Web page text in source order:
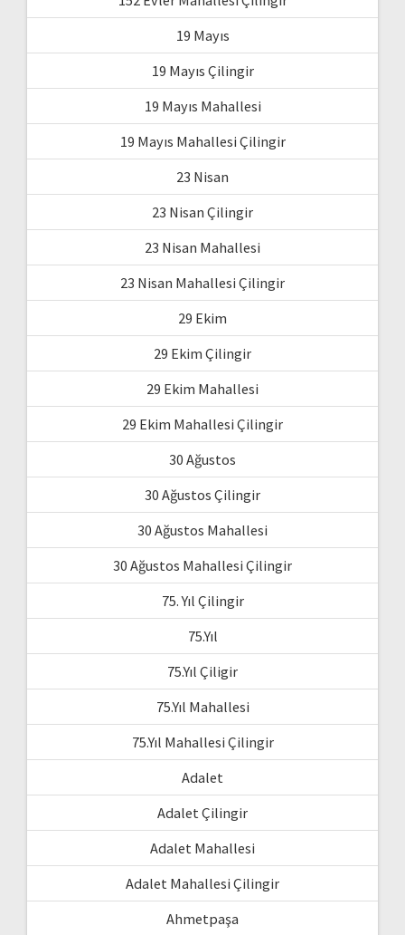
19 Mayıs
19 Mayıs Çilingir
19 Mayıs Mahallesi
19 Mayıs Mahallesi Çilingir
23 Nisan
23 Nisan Çilingir
23 Nisan Mahallesi
23 Nisan Mahallesi Çilingir
29 Ekim
29 Ekim Çilingir
29 Ekim Mahallesi
29 Ekim Mahallesi Çilingir
30 Ağustos
30 Ağustos Çilingir
30 Ağustos Mahallesi
30 Ağustos Mahallesi Çilingir
75. Yıl Çilingir
75.Yıl
75.Yıl Çiligir
75.Yıl Mahallesi
75.Yıl Mahallesi Çilingir
Adalet
Adalet Çilingir
Adalet Mahallesi
Adalet Mahallesi Çilingir
Ahmetpaşa